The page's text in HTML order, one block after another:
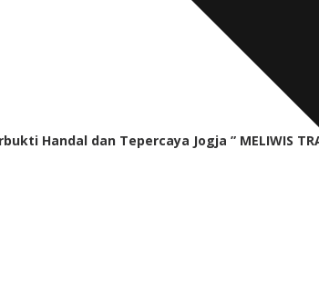
Handal dan Tepercaya Jogja ” MELIWIS